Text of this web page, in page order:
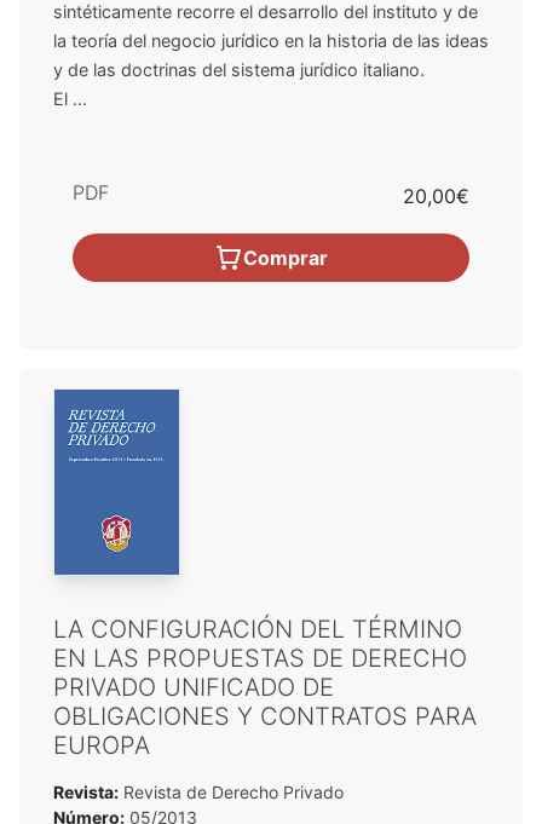
sintéticamente recorre el desarrollo del instituto y de
la teoría del negocio jurídico en la historia de las ideas
y de las doctrinas del sistema jurídico italiano.
El ...
PDF 20,00€
Comprar
LA CONFIGURACIÓN DEL TÉRMINO
EN LAS PROPUESTAS DE DERECHO
PRIVADO UNIFICADO DE
OBLIGACIONES Y CONTRATOS PARA
EUROPA
Revista: Revista de Derecho Privado
Número: 05/2013